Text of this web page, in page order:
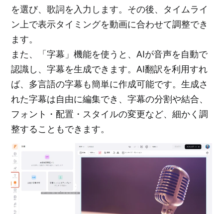
を選び、歌詞を入力します。その後、タイムライ
ン上で表示タイミングを動画に合わせて調整でき
ます。
また、「字幕」機能を使うと、AIが音声を自動で
認識し、字幕を生成できます。AI翻訳を利用すれ
ば、多言語の字幕も簡単に作成可能です。生成さ
れた字幕は自由に編集でき、字幕の分割や結合、
フォント・配置・スタイルの変更など、細かく調
整することもできます。